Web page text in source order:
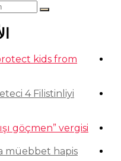
Search
for:
kids from
4 Filistinliyi
göçmen” vergisi
müebbet hapis